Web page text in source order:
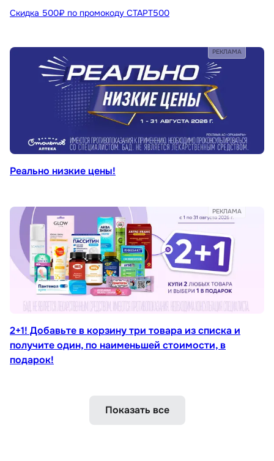
Скидка 500₽ по промокоду СТАРТ500
Реально низкие цены!
РЕКЛАМА
2+1! Добавьте в корзину три товара из списка и
получите один, по наименьшей стоимости, в
подарок!
РЕКЛАМА
Показать все